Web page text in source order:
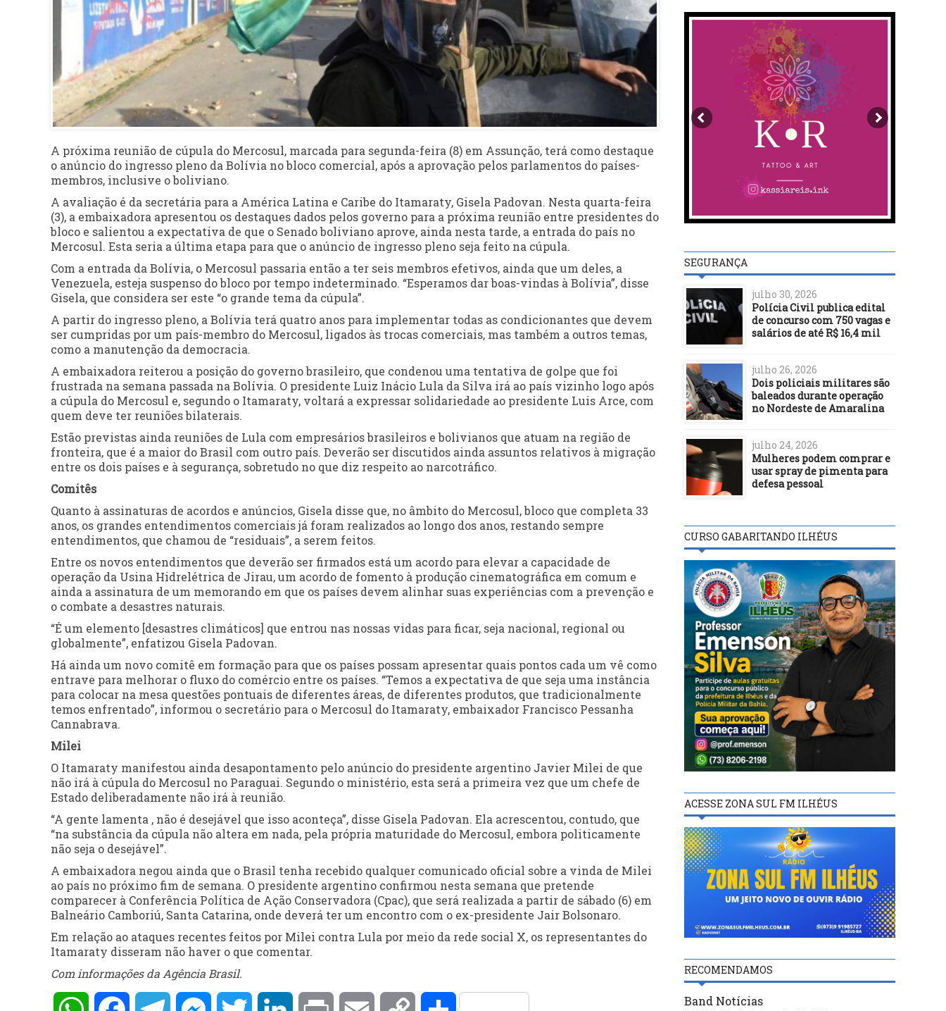
A próxima reunião de cúpula do Mercosul, marcada para segunda-feira (8) em Assunção, terá como destaque
o anúncio do ingresso pleno da Bolívia no bloco comercial, após a aprovação pelos parlamentos do países-
membros, inclusive o boliviano.
A avaliação é da secretária para a América Latina e Caribe do Itamaraty, Gisela Padovan. Nesta quarta-feira
(3), a embaixadora apresentou os destaques dados pelos governo para a próxima reunião entre presidentes do
bloco e salientou a expectativa de que o Senado boliviano aprove, ainda nesta tarde, a entrada do país no
Mercosul. Esta seria a última etapa para que o anúncio de ingresso pleno seja feito na cúpula.
Com a entrada da Bolívia, o Mercosul passaria então a ter seis membros efetivos, ainda que um deles, a
Venezuela, esteja suspenso do bloco por tempo indeterminado. “Esperamos dar boas-vindas à Bolívia”, disse
Gisela, que considera ser este “o grande tema da cúpula”.
A partir do ingresso pleno, a Bolívia terá quatro anos para implementar todas as condicionantes que devem
ser cumpridas por um país-membro do Mercosul, ligados às trocas comerciais, mas também a outros temas,
como a manutenção da democracia.
A embaixadora reiterou a posição do governo brasileiro, que condenou uma tentativa de golpe que foi
frustrada na semana passada na Bolívia. O presidente Luiz Inácio Lula da Silva irá ao país vizinho logo após
a cúpula do Mercosul e, segundo o Itamaraty, voltará a expressar solidariedade ao presidente Luis Arce, com
quem deve ter reuniões bilaterais.
Estão previstas ainda reuniões de Lula com empresários brasileiros e bolivianos que atuam na região de
fronteira, que é a maior do Brasil com outro país. Deverão ser discutidos ainda assuntos relativos à migração
entre os dois países e à segurança, sobretudo no que diz respeito ao narcotráfico.
Comitês
Quanto à assinaturas de acordos e anúncios, Gisela disse que, no âmbito do Mercosul, bloco que completa 33
anos, os grandes entendimentos comerciais já foram realizados ao longo dos anos, restando sempre
entendimentos, que chamou de “residuais”, a serem feitos.
Entre os novos entendimentos que deverão ser firmados está um acordo para elevar a capacidade de
operação da Usina Hidrelétrica de Jirau, um acordo de fomento à produção cinematográfica em comum e
ainda a assinatura de um memorando em que os países devem alinhar suas experiências com a prevenção e
o combate a desastres naturais.
“É um elemento [desastres climáticos] que entrou nas nossas vidas para ficar, seja nacional, regional ou
globalmente”, enfatizou Gisela Padovan.
Há ainda um novo comitê em formação para que os países possam apresentar quais pontos cada um vê como
entrave para melhorar o fluxo do comércio entre os países. “Temos a expectativa de que seja uma instância
para colocar na mesa questões pontuais de diferentes áreas, de diferentes produtos, que tradicionalmente
temos enfrentado”, informou o secretário para o Mercosul do Itamaraty, embaixador Francisco Pessanha
Cannabrava.
Milei
O Itamaraty manifestou ainda desapontamento pelo anúncio do presidente argentino Javier Milei de que
não irá à cúpula do Mercosul no Paraguai. Segundo o ministério, esta será a primeira vez que um chefe de
Estado deliberadamente não irá à reunião.
“A gente lamenta , não é desejável que isso aconteça”, disse Gisela Padovan. Ela acrescentou, contudo, que
“na substância da cúpula não altera em nada, pela própria maturidade do Mercosul, embora politicamente
não seja o desejável”.
A embaixadora negou ainda que o Brasil tenha recebido qualquer comunicado oficial sobre a vinda de Milei
ao país no próximo fim de semana. O presidente argentino confirmou nesta semana que pretende
comparecer à Conferência Política de Ação Conservadora (Cpac), que será realizada a partir de sábado (6) em
Balneário Camboriú, Santa Catarina, onde deverá ter um encontro com o ex-presidente Jair Bolsonaro.
Em relação ao ataques recentes feitos por Milei contra Lula por meio da rede social X, os representantes do
Itamaraty disseram não haver o que comentar.
Com informações da Agência Brasil.
SEGURANÇA
julho 30, 2026
Polícia Civil publica edital
de concurso com 750 vagas e
salários de até R$ 16,4 mil
julho 26, 2026
Dois policiais militares são
baleados durante operação
no Nordeste de Amaralina
julho 24, 2026
Mulheres podem comprar e
usar spray de pimenta para
defesa pessoal
CURSO GABARITANDO ILHÉUS
ACESSE ZONA SUL FM ILHÉUS
RECOMENDAMOS
Band Notícias